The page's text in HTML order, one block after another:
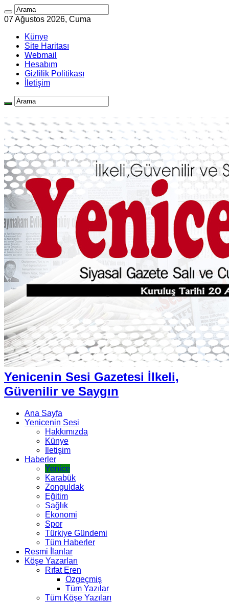
07 Ağustos 2026, Cuma
Künye
Site Haritası
Webmail
Hesabım
Gizlilik Politikası
İletişim
Yenicenin Sesi Gazetesi İlkeli,
Güvenilir ve Saygın
Ana Sayfa
Yenicenin Sesi
Hakkımızda
Künye
İletişim
Haberler
Yenice
Karabük
Zonguldak
Eğitim
Sağlık
Ekonomi
Spor
Türkiye Gündemi
Tüm Haberler
Resmi İlanlar
Köşe Yazarları
Rıfat Eren
Özgeçmiş
Tüm Yazılar
Tüm Köşe Yazıları